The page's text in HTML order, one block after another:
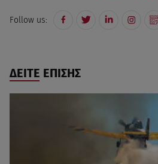
Follow us:
ΔΕΙΤΕ ΕΠΙΣΗΣ